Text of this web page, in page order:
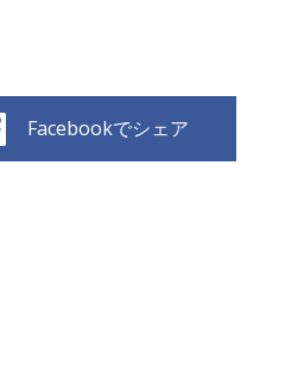
Facebookでシェア